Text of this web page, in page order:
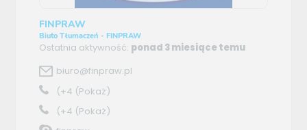
FINPRAW
Biuto Tłumaczeń - FINPRAW
Ostatnia aktywność: ponad 3 miesiące temu
biuro@finpraw.pl
(+4 (Pokaż)
(+4 (Pokaż)